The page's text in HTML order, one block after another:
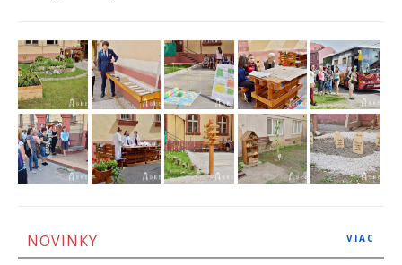
NOVINKY VIAC